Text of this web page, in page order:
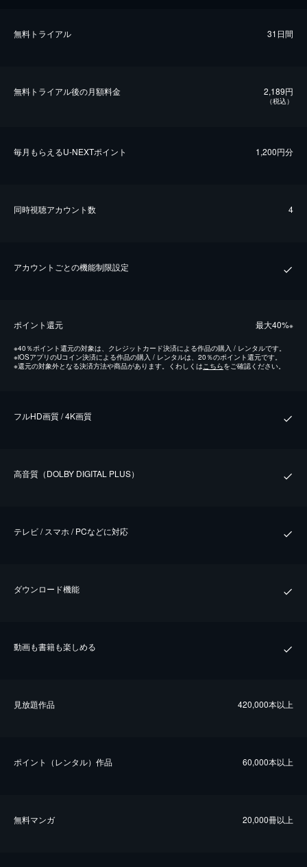
無料トライアル 31日間
無料トライアル後の⽉額料金 2,189円
（税込）
毎⽉もらえるU-NEXTポイント 1,200円分
同時視聴アカウント数 4
アカウントごとの機能制限設定
ポイント還元 最⼤40%※
※40％ポイント還元の対象は、クレジットカード決済による作品の購入 / レンタルです。
※iOSアプリのUコイン決済による作品の購入 / レンタルは、20％のポイント還元です。
※還元の対象外となる決済方法や商品があります。くわしくは こちらをご確認ください。
フルHD画質 / 4K画質
⾼⾳質（DOLBY DIGITAL PLUS）
テレビ / スマホ / PCなどに対応
ダウンロード機能
動画も書籍も楽しめる
⾒放題作品 420,000本以上
ポイント（レンタル）作品 60,000本以上
無料マンガ 20,000冊以上